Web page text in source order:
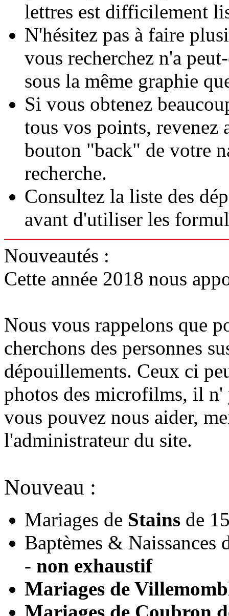
lettres est difficilement
N'hésitez pas à faire
vous recherchez n'a
sous la même graphie
Si vous obtenez
tous vos points,
bouton "back" de votre
recherche.
Consultez la liste des
avant d'utiliser les
Nouveautés :
Cette année 2018 nous
Nous vous rappelons que
cherchons des personnes
dépouillements. Ceux ci
photos des microfilms, il n'
vous pouvez nous aider,
l'administrateur du site.
Nouveau :
Mariages de Stains de
Baptèmes & Naissances
- non exhaustif
Mariages de